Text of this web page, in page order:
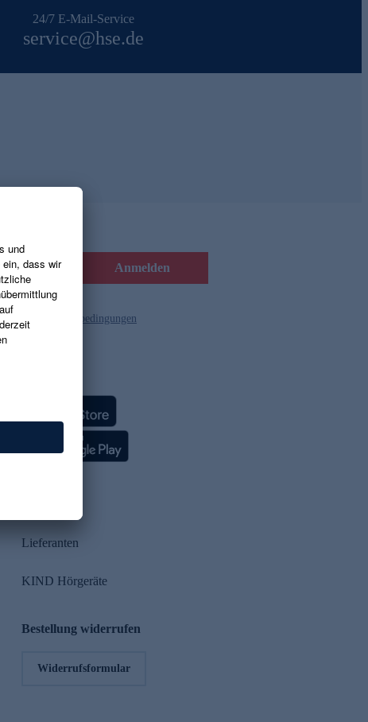
24/7 E-Mail-Service
service@hse.de
Anmelden
und die Gutscheinbedingungen
Lieferanten
KIND Hörgeräte
Bestellung widerrufen
Widerrufsformular